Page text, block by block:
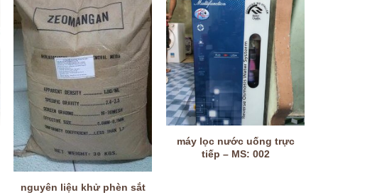
nguyên liệu khử phèn sắt
máy lọc nước uống trực
tiếp – MS: 002